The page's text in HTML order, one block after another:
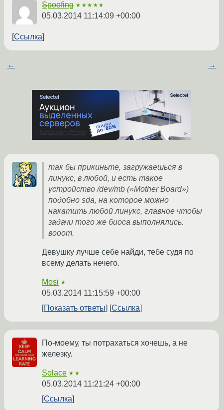
Spoofing ★★★★★
05.03.2014 11:14:09 +00:00
Ссылка
← →
так бы прикиньте, загружаешься в
линукс, в любой, и есть такое
устройство /dev/mb («Mother Board»)
подобно sda, на которое можно
накатить любой линукс, главное чтобы
задачи того же биоса выполнялись.
вооот.
Девушку лучше себе найди, тебе судя по
всему делать нечего.
Mosi ★
05.03.2014 11:15:59 +00:00
Показать ответы
Ссылка
По-моему, ты потрахаться хочешь, а не
железку.
Solace ★★
05.03.2014 11:21:24 +00:00
Ссылка